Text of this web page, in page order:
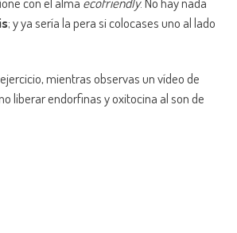
; y ya sería la pera si colocases uno al lado
mientras observas un vídeo de
liberar endorfinas y oxitocina al son de